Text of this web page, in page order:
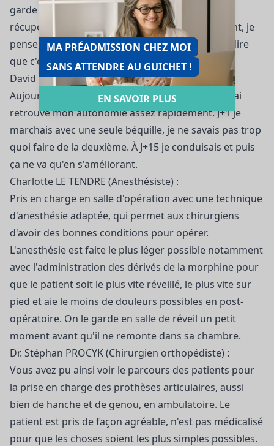
MA PRÉADMISSION CHEZ MOI
SANS ATTENDRE AU GUICHET !
EN SAVOIR PLUS
garde une pour assurer le mouvement mais la
récupération s'est fait très vite et plus rapidement, je
pense, que la première opération. Donc je veux dire
que c'est un vrai succès.
David S. (patient) :
Aujourd'hui on est à un mois après l'opération. J'ai
retrouvé mon autonomie assez rapidement. J+1 je
marchais avec une seule béquille, je ne savais pas trop
quoi faire de la deuxième. À J+15 je conduisais et puis
ça ne va qu'en s'améliorant.
Charlotte LE TENDRE (Anesthésiste) :
Pris en charge en salle d'opération avec une technique
d'anesthésie adaptée, qui permet aux chirurgiens
d'avoir des bonnes conditions pour opérer.
L'anesthésie est faite le plus léger possible notamment
avec l'administration des dérivés de la morphine pour
que le patient soit le plus vite réveillé, le plus vite sur
pied et aie le moins de douleurs possibles en post-
opératoire. On le garde en salle de réveil un petit
moment avant qu'il ne remonte dans sa chambre.
Dr. Stéphan PROCYK (Chirurgien orthopédiste) :
Vous avez pu ainsi voir le parcours des patients pour
la prise en charge des prothèses articulaires, aussi
bien de hanche et de genou, en ambulatoire. Le
patient est pris de façon agréable, n'est pas médicalisé
pour que les choses soient les plus simples possibles.